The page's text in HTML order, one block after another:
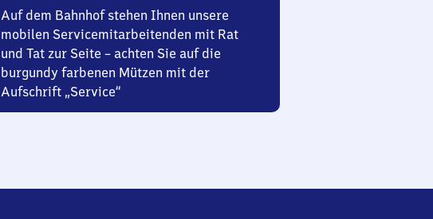
Auf dem Bahnhof stehen Ihnen unsere
mobilen Servicemitarbeitenden mit Rat
und Tat zur Seite – achten Sie auf die
burgundy farbenen Mützen mit der
Aufschrift „Service“